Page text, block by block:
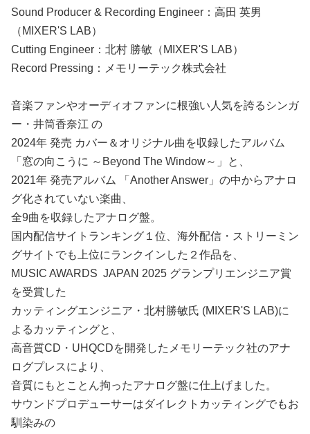
Sound Producer & Recording Engineer：高田 英男
（MIXER'S LAB）
Cutting Engineer：北村 勝敏（MIXER'S LAB）
Record Pressing：メモリーテック株式会社
音楽ファンやオーディオファンに根強い人気を誇るシンガ
ー・井筒香奈江 の
2024年 発売 カバー＆オリジナル曲を収録したアルバム
「窓の向こうに ～Beyond The Window～」と、
2021年 発売アルバム 「Another Answer」の中からアナロ
グ化されていない楽曲、
全9曲を収録したアナログ盤。
国内配信サイトランキング１位、海外配信・ストリーミン
グサイトでも上位にランクインした２作品を、
MUSIC AWARDS JAPAN 2025 グランプリエンジニア賞
を受賞した
カッティングエンジニア・北村勝敏氏 (MIXER'S LAB)に
よるカッティングと、
高音質CD・UHQCDを開発したメモリーテック社のアナ
ログプレスにより、
音質にもとことん拘ったアナログ盤に仕上げました。
サウンドプロデューサーはダイレクトカッティングでもお
馴染みの